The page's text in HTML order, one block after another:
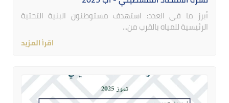
أبرز ما في العدد: استهدف مستوطنون البنية التحتية
الرئيسية للمياه بالقرب من...
اقرأ المزيد